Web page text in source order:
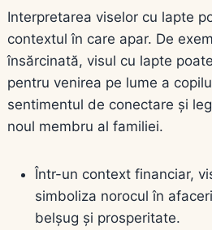
Interpretarea viselor cu lapte
contextul în care apar. De
însărcinată, visul cu lapte
pentru venirea pe lume a
sentimentul de conectare și
noul membru al familiei.
Într-un context financiar,
simboliza norocul în
belșug și prosperitate.